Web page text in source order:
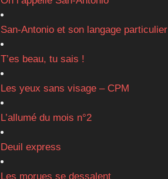
San-Antonio et son langage particulier
T’es beau, tu sais !
Les yeux sans visage – CPM
L’allumé du mois n°2
Deuil express
Les morues se dessalent